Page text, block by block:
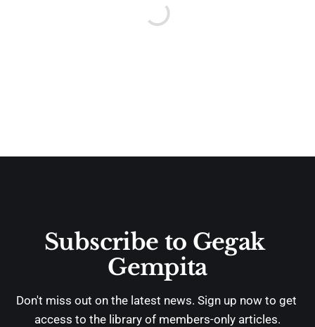
Subscribe to Gegak
Gempita
Don't miss out on the latest news. Sign up now to get
access to the library of members-only articles.